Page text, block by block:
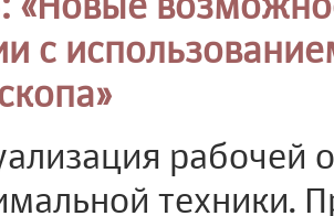
с
рабочей
техники.